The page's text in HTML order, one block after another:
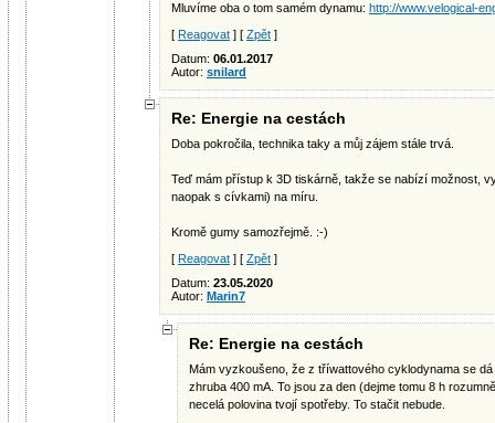
Mluvíme oba o tom samém dynamu: http://www.velogical-
[ Reagovat ] [ Zpět ]
Datum: 06.01.2017
Autor: snilard
Re: Energie na cestách
Doba pokročila, technika taky a můj zájem stále trvá.
Teď mám přístup k 3D tiskárně, takže se nabízí možnost,
naopak s cívkami) na míru.
Kromě gumy samozřejmě. :-)
[ Reagovat ] [ Zpět ]
Datum: 23.05.2020
Autor: Marin7
Re: Energie na cestách
Mám vyzkoušeno, že z tříwattového cyklodynama se
zhruba 400 mA. To jsou za den (dejme tomu 8 h
necelá polovina tvojí spotřeby. To stačit nebude.